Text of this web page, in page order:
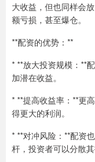
大收益，但也同样会
额亏损，甚至爆仓。
**配资的优势：**
* **放大投资规模：**
加潜在收益。
* **提高收益率：**更
得更大的利润。
* **对冲风险：**配资
杆，投资者可以分散